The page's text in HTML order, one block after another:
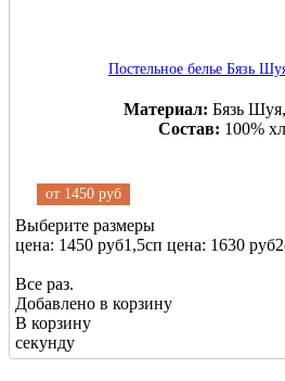
Постельное белье Бязь
Материал: Бязь
Состав: 100%
от 1450 руб
Выберите размеры
цена: 1450 руб1,5сп цена: 1630 руб
Все раз.
Добавлено в корзину
В корзину
секунду